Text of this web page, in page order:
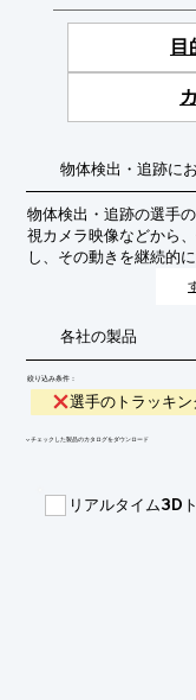
物体検出・追跡に
物体検出・追跡の選手
視カメラ映像などから
し、その動きを継続的
より、選手のパフォー
知などが可能になりま
各社の製品
絞り込み条件：
選手のトラッキン
​▼チェックした製品のカタログをダウンロード
リアルタイム3D